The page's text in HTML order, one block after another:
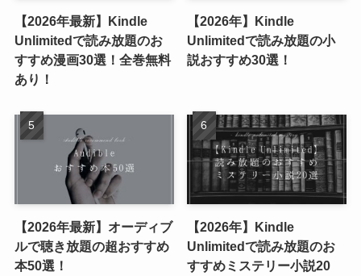
【2026年最新】Kindle
Unlimitedで読み放題のお
すすめ漫画30選！全巻無料
あり！
【2026年】Kindle
Unlimitedで読み放題の小
説おすすめ30選！
【2026年最新】オーディブ
ルで聴き放題の超おすすめ
本50選！
【2026年】Kindle
Unlimitedで読み放題のお
すすめミステリー小説20